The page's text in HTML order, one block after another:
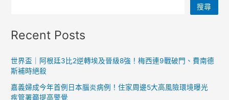
廣
合
動
漫
提
搜尋
Recent Posts
世界盃｜阿根廷3比2逆轉埃及晉級8強！梅西連9戰破門、費南德
斯補時絕殺
嘉義婦成今年首例日本腦炎病例！住家周邊5大高風險環境曝光
疾管署籲提高警覺